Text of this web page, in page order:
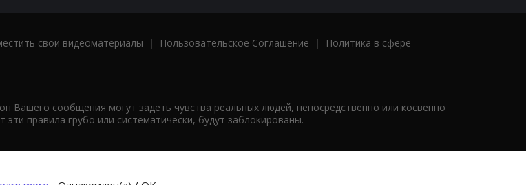
свои видеоматериалы | Пользовательское Соглашение |
Политика в сфере
сообщения могут задеть чувства реальных людей, непосредственно или косвенно
правила грубо или систематически, будут заблокированы.